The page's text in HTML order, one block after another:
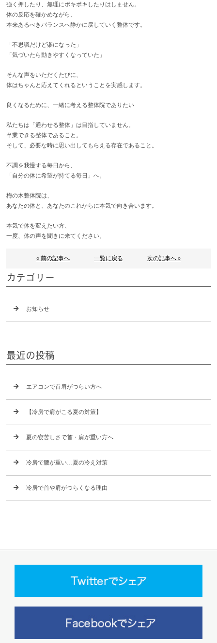
強く押したり、無理にボキボキしたりはしません。
体の反応を確かめながら、
本来あるべきバランスへ静かに戻していく整体です。
「不思議だけど楽になった」
「気づいたら動きやすくなっていた」
そんな声をいただくたびに、
体はちゃんと応えてくれるということを実感します。
良くなるために、一緒に考える整体院でありたい
私たちは「通わせる整体」は目指していません。
卒業できる整体であること。
そして、必要な時に思い出してもらえる存在であること。
不調を我慢する毎日から、
「自分の体に希望が持てる毎日」へ。
梅の木整体院は、
あなたの体と、あなたのこれからに本気で向き合います。
本気で体を変えたい方、
一度、体の声を聞きに来てください。
« 前の記事へ 一覧に戻る 次の記事へ »
カテゴリー
お知らせ
最近の投稿
エアコンで首肩がつらい方へ
【冷房で肩がこる夏の対策】
夏の寝苦しさで首・肩が重い方へ
冷房で腰が重い…夏の冷え対策
冷房で首や肩がつらくなる理由